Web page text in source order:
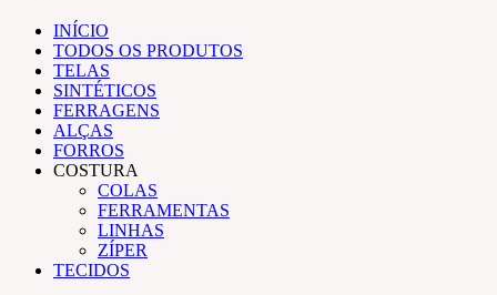
INÍCIO
TODOS OS PRODUTOS
TELAS
SINTÉTICOS
FERRAGENS
ALÇAS
FORROS
COSTURA
COLAS
FERRAMENTAS
LINHAS
ZÍPER
TECIDOS